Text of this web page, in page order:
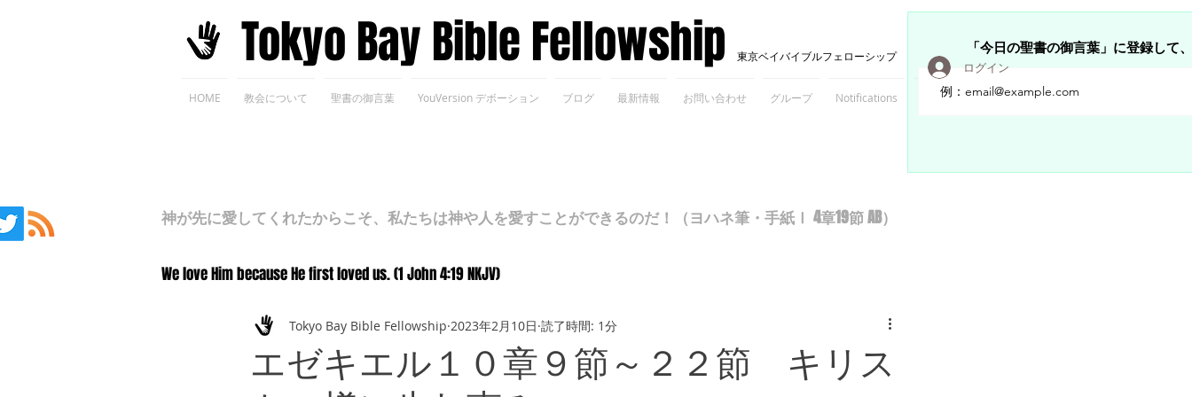
​Tokyo Bay Bible Fellowship 東京ベイバイブルフェローシップ
HOME 教会について 聖書の御言葉 YouVersion デボーション ブログ 最新情報 お問い合わせ グループ Notifications Members
「今日の聖書の御言葉」に登録して
ログイン
神が先に愛してくれたからこそ、私たちは神や人を愛すことができるのだ！（ヨハネ筆・手紙Ⅰ 4章19節 AB）
We love Him because He first loved us. (1 John 4:19 NKJV)
エゼキエル１０章９節～２２節 キリス
Tokyo Bay Bible Fellowship 2023年2月10日 読了時間: 1分